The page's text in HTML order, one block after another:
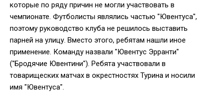
которые по ряду причин не могли участвовать в
чемпионате. Футболисты являлись частью "Ювентуса",
поэтому руководство клуба не решилось выставить
парней на улицу. Вместо этого, ребятам нашли иное
применение. Команду назвали "Ювентус Эрранти"
("Бродячие Ювентини"). Ребята участвовали в
товарищеских матчах в окрестностях Турина и носили
имя "Ювентуса".